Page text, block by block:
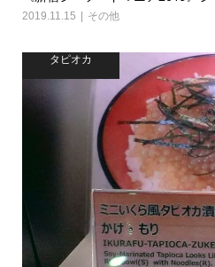
2019.11.15 その他
タピオカ